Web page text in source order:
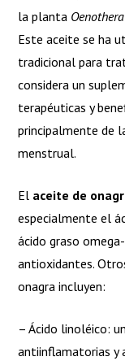
la planta
Este aceite se ha
tradicional para
considera un
terapéuticas y
principalmente de
menstrual.
El aceite de
especialmente el
ácido graso
antioxidantes.
onagra incluyen:
– Ácido linoléico:
antiinflamatorias y